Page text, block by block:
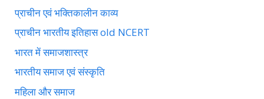
प्राचीन एवं भक्तिकालीन काव्य
प्राचीन भारतीय इतिहास old NCERT
भारत में समाजशास्त्र
भारतीय समाज एवं संस्कृति
महिला और समाज